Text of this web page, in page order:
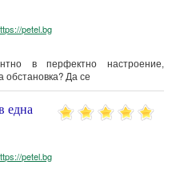
petel.bg
в перфектно настроение,
обстановка? Да се
една
petel.bg